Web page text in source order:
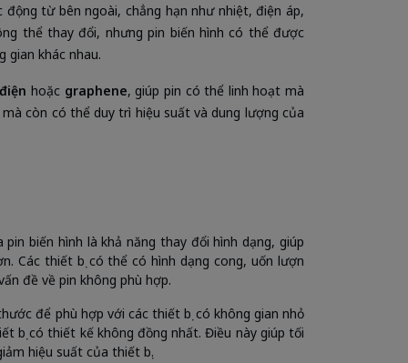
từ bên ngoài, chẳng hạn như nhiệt, điện áp,
thể thay đổi, nhưng pin biến hình có thể được
gian khác nhau.
hoặc graphene, giúp pin có thể linh hoạt mà
còn có thể duy trì hiệu suất và dung lượng của
biến hình là khả năng thay đổi hình dạng, giúp
Các thiết bị có thể có hình dạng cong, uốn lượn
đề về pin không phù hợp.
để phù hợp với các thiết bị có không gian nhỏ
bị có thiết kế không đồng nhất. Điều này giúp tối
hiệu suất của thiết bị.